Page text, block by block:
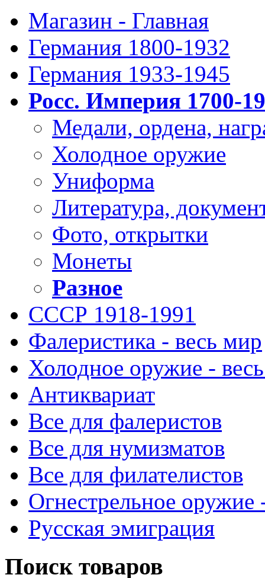
Магазин - Главная
Германия 1800-1932
Германия 1933-1945
Росс. Империя 1700-
Медали, ордена,
Холодное оружие
Униформа
Литература,
Фото, открытки
Монеты
Разное
СССР 1918-1991
Фалеристика - весь мир
Холодное оружие -
Антиквариат
Все для фалеристов
Все для нумизматов
Все для филателистов
Огнестрельное оружие
Русская эмиграция
Поиск товаров